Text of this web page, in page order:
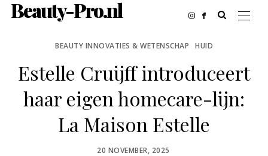
Beauty-Pro.nl
BEAUTY INNOVATIES & WETENSCHAP HUID
Estelle Cruijff introduceert
haar eigen homecare-lijn:
La Maison Estelle
POSTED
20 NOVEMBER, 2025